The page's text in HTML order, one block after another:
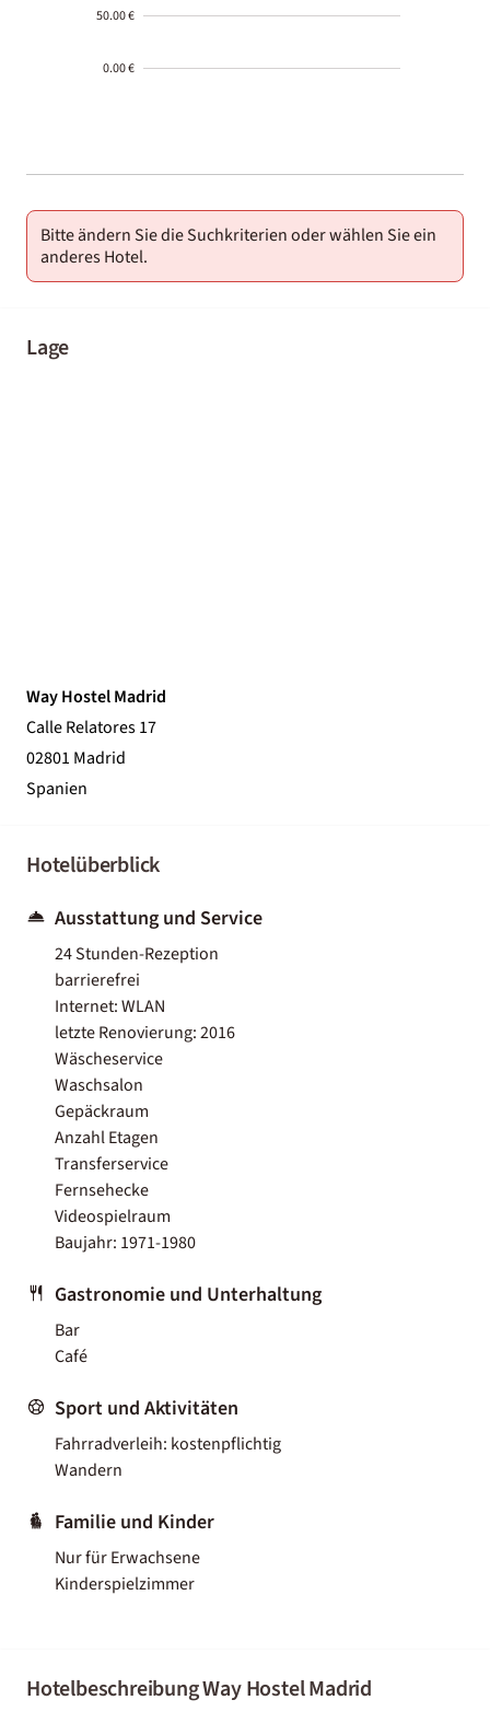
50.00 €
0.00 €
01-02
Bitte ändern Sie die Suchkriterien oder wählen Sie ein
anderes Hotel.
Lage
Way Hostel Madrid
Calle Relatores 17
02801 Madrid
Spanien
Hotelüberblick
Ausstattung und Service
24 Stunden-Rezeption
barrierefrei
Internet: WLAN
letzte Renovierung: 2016
Wäscheservice
Waschsalon
Gepäckraum
Anzahl Etagen
Transferservice
Fernsehecke
Videospielraum
Baujahr: 1971-1980
Gastronomie und Unterhaltung
Bar
Café
Sport und Aktivitäten
Fahrradverleih: kostenpflichtig
Wandern
Familie und Kinder
Nur für Erwachsene
Kinderspielzimmer
Hotelbeschreibung Way Hostel Madrid